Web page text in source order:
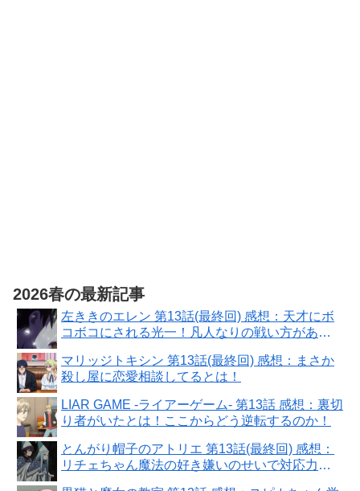
2026春の最新記事
左ききのエレン 第13話(最終回) 感想：天才にボ
コボコにされる光一！凡人なりの戦い方があ
マリッジトキシン 第13話(最終回) 感想：まさか
殺し屋に恋愛相談してるとは！
LIAR GAME -ライアーゲーム- 第13話 感想：裏切
り者がいたとは！ここからどう逆転するのか！
とんがり帽子のアトリエ 第13話(最終回) 感想：
リチェちゃん魔法の好き嫌いのせいで対応力に